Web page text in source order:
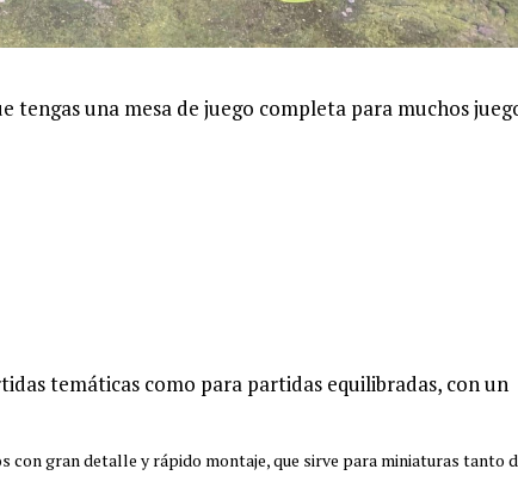
tengas una mesa de juego completa para muchos
temáticas como para partidas equilibradas, con un
con gran detalle y rápido montaje, que sirve para miniaturas tanto